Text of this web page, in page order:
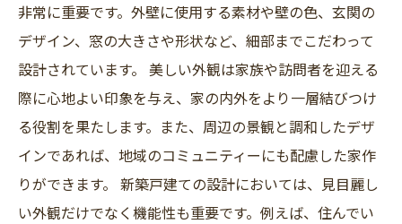
非常に重要です。外壁に使用する素材や壁の色、玄関の
デザイン、窓の大きさや形状など、細部までこだわって
設計されています。 美しい外観は家族や訪問者を迎える
際に心地よい印象を与え、家の内外をより一層結びつけ
る役割を果たします。また、周辺の景観と調和したデザ
インであれば、地域のコミュニティーにも配慮した家作
りができます。 新築戸建ての設計においては、見目麗し
い外観だけでなく機能性も重要です。例えば、住んでい